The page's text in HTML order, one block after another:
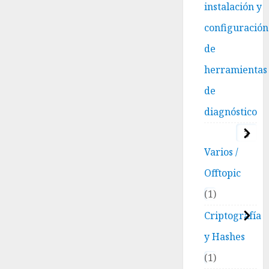
instalación y
configuración
de
herramientas
de
diagnóstico
3
Varios /
Offtopic
1
Criptografía
y Hashes
1